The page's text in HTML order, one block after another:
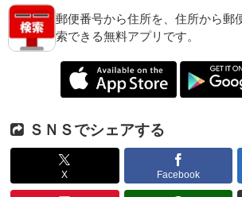
郵便番号から住所を、住所から郵
索できる無料アプリです。
ＳＮＳでシェアする
X Facebook